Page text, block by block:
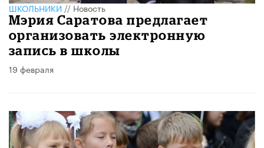
ШКОЛЬНИКИ//Новость
Мэрия Саратова предлагает
организовать электронную
запись в школы
19 февраля